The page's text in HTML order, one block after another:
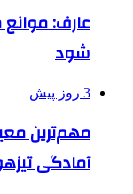
عارف: موانع
شود
3 روز پیش
مهم‌ترین
آمادگی